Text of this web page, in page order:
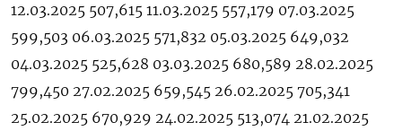
12.03.2025 507,615 11.03.2025 557,179 07.03.2025
599,503 06.03.2025 571,832 05.03.2025 649,032
04.03.2025 525,628 03.03.2025 680,589 28.02.2025
799,450 27.02.2025 659,545 26.02.2025 705,341
25.02.2025 670,929 24.02.2025 513,074 21.02.2025